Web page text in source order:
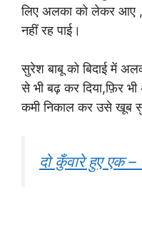
लिए अलका को लेकर आए
नहीं रह पाई।
सुरेश बाबू को बिदाई में
से भी बढ़ कर दिया,फ़िर
कमी निकाल कर उसे खूब
दो कुँवारे हुए एक –